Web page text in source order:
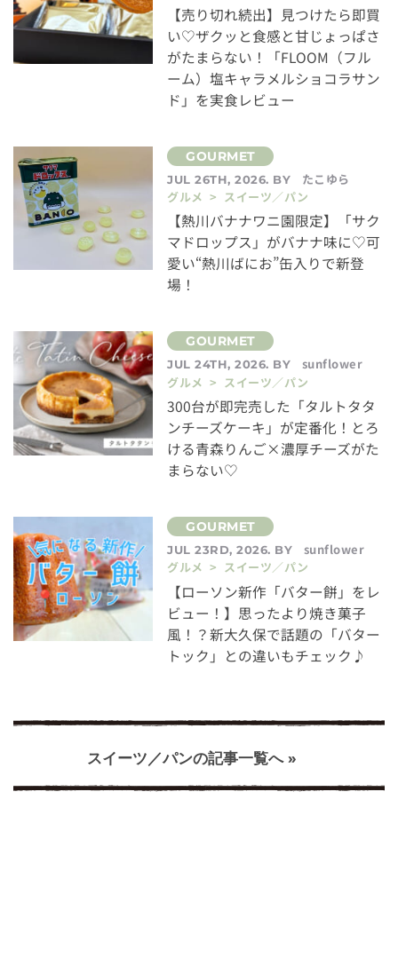
【売り切れ続出】見つけたら即買
い♡ザクッと食感と甘じょっぱさ
がたまらない！「FLOOM（フル
ーム）塩キャラメルショコラサン
ド」を実食レビュー
JUL 26TH, 2026. BY
たこゆら
グルメ > スイーツ／パン
【熱川バナナワニ園限定】「サク
マドロップス」がバナナ味に♡可
愛い“熱川ばにお”缶入りで新登
場！
JUL 24TH, 2026. BY
sunflower
グルメ > スイーツ／パン
300台が即完売した「タルトタタ
ンチーズケーキ」が定番化！とろ
ける青森りんご×濃厚チーズがた
まらない♡
JUL 23RD, 2026. BY
sunflower
グルメ > スイーツ／パン
【ローソン新作「バター餅」をレ
ビュー！】思ったより焼き菓子
風！？新大久保で話題の「バター
トック」との違いもチェック♪
スイーツ／パンの記事一覧へ »